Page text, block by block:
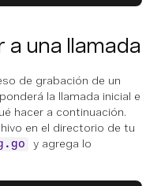
una llamada
de grabación de un
la llamada inicial e
hacer a continuación.
en el directorio de tu
y agrega lo